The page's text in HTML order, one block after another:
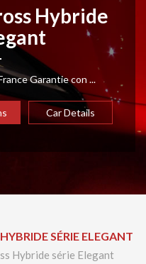
Hybride
Garantie con ...
Car Details
SÉRIE ELEGANT
Hybride série Elegant